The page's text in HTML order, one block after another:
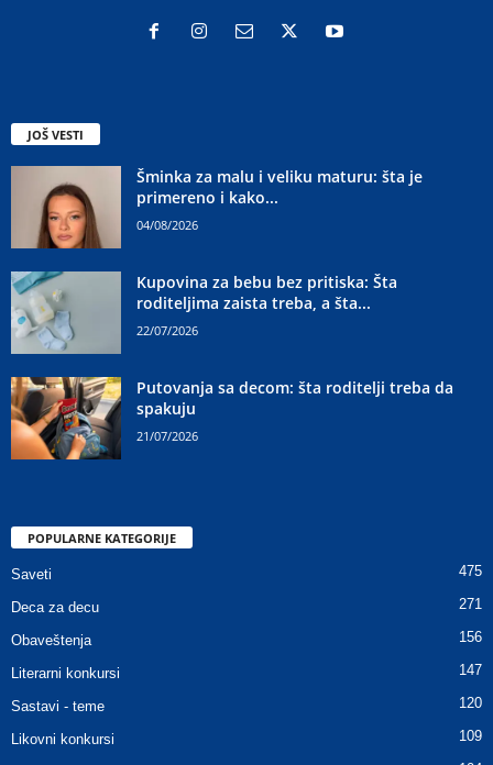
JOŠ VESTI
Šminka za malu i veliku maturu: šta je
primereno i kako...
04/08/2026
Kupovina za bebu bez pritiska: Šta
roditeljima zaista treba, a šta...
22/07/2026
Putovanja sa decom: šta roditelji treba da
spakuju
21/07/2026
POPULARNE KATEGORIJE
Saveti 475
Deca za decu 271
Obaveštenja 156
Literarni konkursi 147
Sastavi - teme 120
Likovni konkursi 109